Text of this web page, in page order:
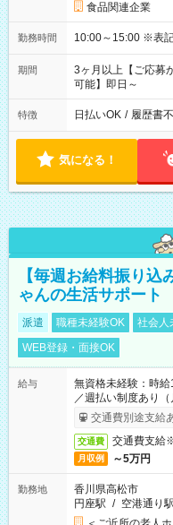
食品関連企業
勤務時間 10:00～
期間
3ヶ月以上【ご応募
可能】即日～
特徴 日払いOK / 履歴書
気になる！
【毎週お給料振り
ゃんの生活サポート
派遣 職種未経験OK 社会人
WEB登録・面接OK
給与
無資格未経験：時
／週払い制度あり
了次第のお支払いと
交通費別途支給
交通費 交通費支給
月収例 ～5万円
勤務地
香川県高松市
円座駅 / 空港通り駅